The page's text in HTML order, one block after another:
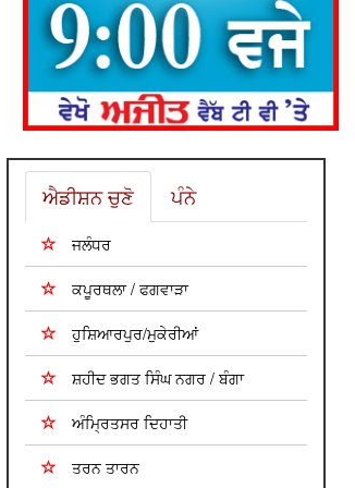
ਐਡੀਸ਼ਨ ਚੁਣੋ ਪੰਨੇ
ਜਲੰਧਰ
ਕਪੂਰਥਲਾ / ਫਗਵਾੜਾ
ਹੁਸ਼ਿਆਰਪੁਰ/ਮੁਕੇਰੀਆਂ
ਸ਼ਹੀਦ ਭਗਤ ਸਿੰਘ ਨਗਰ / ਬੰਗਾ
ਅੰਮ੍ਰਿਤਸਰ ਦਿਹਾਤੀ
ਤਰਨ ਤਾਰਨ